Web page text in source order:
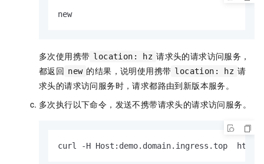
new
多次使用携带 location: hz 请求头的请求访问服务，
都返回 new 的结果，说明使用携带 location: hz 请
求头的请求访问服务时，请求都路由到新版本服务。
多次执行以下命令，发送不携带请求头的请求访问服务。
curl -H Host:demo.domain.ingress.top